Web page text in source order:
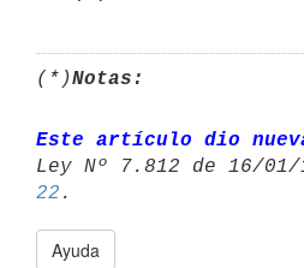
(*)Notas:
Este artículo dio
Ley Nº 7.812 de 16/
22
Ayuda